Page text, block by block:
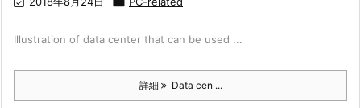
Illustration of data center that can be used ...
詳細 Data cen ...